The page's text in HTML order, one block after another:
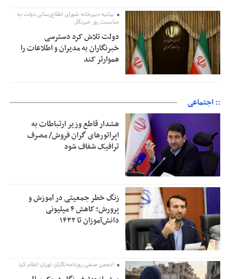
بیانیه دبیرخانه شورای اطلاع‌رسانی دولت به
مناسبت روز خبرنگار:
دولت تلاش کرد دسترسی
خبرنگاران به مدیران و اطلاعات را
هموارتر کند
:: اجتماعی
هشدار قاطع وزیر ارتباطات به
اپراتورهای گران فروش/ مصرف
ترافیک شفاف شود
زنگ خطر جمعیتی در آموزش و
پرورش؛ کاهش ۴ میلیونی
دانش‌آموزان تا ۱۴۳۲
انجمن صنفی روزنامه‌نگاران تهران اعلام کرد